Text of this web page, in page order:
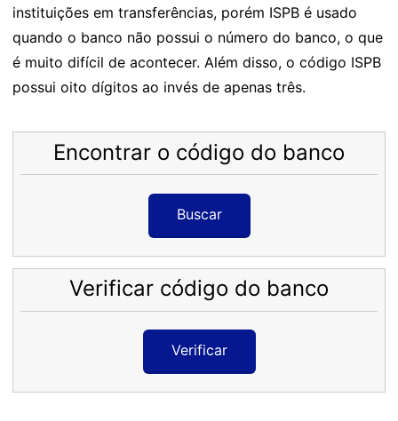
instituições em transferências, porém ISPB é usado
quando o banco não possui o número do banco, o que
é muito difícil de acontecer. Além disso, o código ISPB
possui oito dígitos ao invés de apenas três.
Encontrar o código do banco
Buscar
Verificar código do banco
Verificar